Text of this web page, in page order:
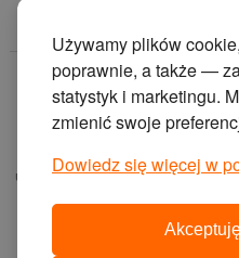
Używamy plików
poprawnie, a także —
statystyk i marketingu.
zmienić swoje
Dowiedz się więcej w
© 2014 Zakład
Doskonalenia
Zawodowego w
ul. Krasińskiego 2, 40-